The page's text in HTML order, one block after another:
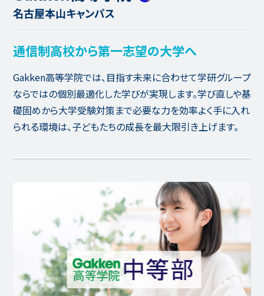
名古屋本山キャンパス
通信制高校から第一志望の大学へ
Gakken高等学院では、目指す未来に合わせて学研グループ
ならではの個別最適化した学びが実現します。学び直しや基
礎固めから大学受験対策まで必要な力を効率よく手に入れ
られる環境は、子どもたちの成長を最大限引き上げます。